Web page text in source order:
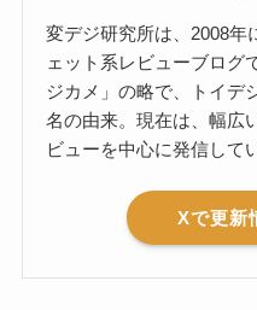
変デジ研究所は、2008年
ェット系レビューブログ
ジカメ」の略で、トイデ
名の由来。現在は、幅広
ビューを中心に発信して
Xで更新